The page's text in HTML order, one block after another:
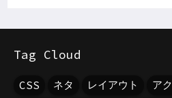
Tag Cloud
CSS ネタ レイアウト ア